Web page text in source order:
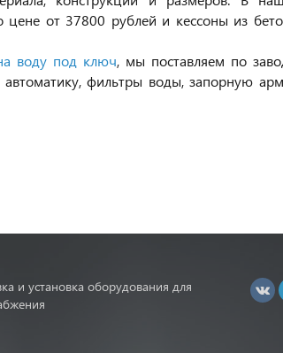
цене от 37800 рублей и кессоны из
воду под ключ, мы поставляем по
фильтры воды, запорную
и установка оборудования для